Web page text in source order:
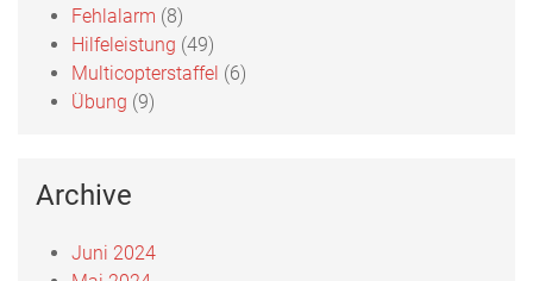
Fehlalarm (8)
Hilfeleistung (49)
Multicopterstaffel (6)
Übung (9)
Archive
Juni 2024